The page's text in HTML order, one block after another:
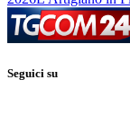
Seguici su